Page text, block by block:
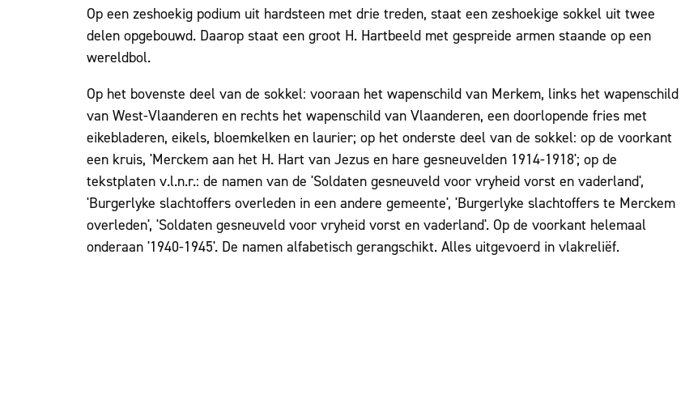
Op een zeshoekig podium uit hardsteen met drie treden, staat een zeshoekige sokkel uit twee
delen opgebouwd. Daarop staat een groot H. Hartbeeld met gespreide armen staande op een
wereldbol.
Op het bovenste deel van de sokkel: vooraan het wapenschild van Merkem, links het wapenschild
van West-Vlaanderen en rechts het wapenschild van Vlaanderen, een doorlopende fries met
eikebladeren, eikels, bloemkelken en laurier; op het onderste deel van de sokkel: op de voorkant
een kruis, 'Merckem aan het H. Hart van Jezus en hare gesneuvelden 1914-1918'; op de
tekstplaten v.l.n.r.: de namen van de 'Soldaten gesneuveld voor vryheid vorst en vaderland',
'Burgerlyke slachtoffers overleden in een andere gemeente', 'Burgerlyke slachtoffers te Merckem
overleden', 'Soldaten gesneuveld voor vryheid vorst en vaderland'. Op de voorkant helemaal
onderaan '1940-1945'. De namen alfabetisch gerangschikt. Alles uitgevoerd in vlakreliëf.